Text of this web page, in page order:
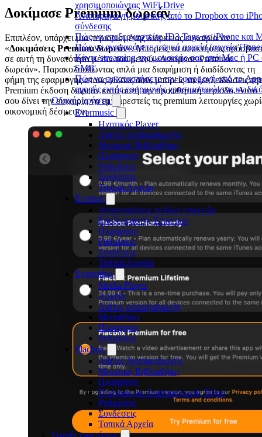
χρησιμοποιώντας WiFi-Drive
Αναπαραγωγή μουσικής από το Dropbox στο
σύνδεσης
Πώς να επεξεργαστείτε ID3 Tags σε iPhone και
Πώς να αναπαράγετε τοπικά αρχεία (αρχεία
Κάντε streaming της μουσικής σας από Mac ή PC
SMB
Πώς να εγκαταστήσετε την εφαρμογή από το App
αγορές εντός εφαρμογής χρησιμοποιώντας
Οδηγός χρήστη
Evermusic
Ηχητικός Player
Λίστες αναπαραγωγής
Μουσική Βιβλιοθήκη
Πλοήγηση
Ρυθμίσεις
Συνδέσεις
Τοπικά Αρχεία
Evertag
Αντιστοιχίσεις πεδίων ετικετών
Επεξεργαστής Ετικετών
Πλοήγηση
Ρυθμίσεις
Συνδέσεις
Τοπικά Αρχεία
Evervideo
Media Player
Αρχεία
Λίστες αναπαραγωγής
Μεσοθήκη
Πλοήγηση
Ρυθμίσεις
Flacbox
Λίστες Αναπαραγωγής
Μουσική Βιβλιοθήκη
Πλοήγηση
Πρόγραμμα Αναπαραγωγής Ήχου
Ρυθμίσεις
Συνδέσεις
Τοπικά Αρχεία
Συχνές ερωτήσεις
Δοκίμασε Premium δωρεάν
Επιπλέον, υπάρχει μια περιορισμένης διάρκειας ευκαιρία να
«Δοκιμάσεις Premium δωρεάν». Μπορείς να αποκτήσεις
σε αυτή τη δυνατότητα μέσω του μενού «Δοκίμασε Premium
δωρεάν». Παρακολουθώντας απλά μια διαφήμιση ή διαδίδοντας τη
φήμη της εφαρμογής στους φίλους σου, μπορείς να ξεκλειδώσεις την
Premium έκδοση δωρεάν κατά αυτή την προωθητική περίοδο. Αυτό
σου δίνει την ευκαιρία να εμπειρεστείς τις premium λειτουργίες
οικονομική δέσμευση.